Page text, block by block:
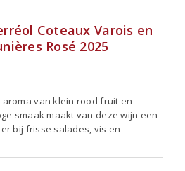
Coteaux Varois en
Rosé 2025
van klein rood fruit en
smaak maakt van deze wijn een
bij frisse salades, vis en